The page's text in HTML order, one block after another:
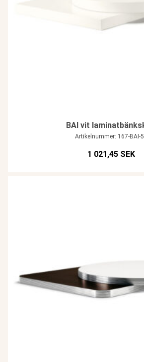
BAI vit
Artikelnummer: 167-BAI-
1 021,45 SEK